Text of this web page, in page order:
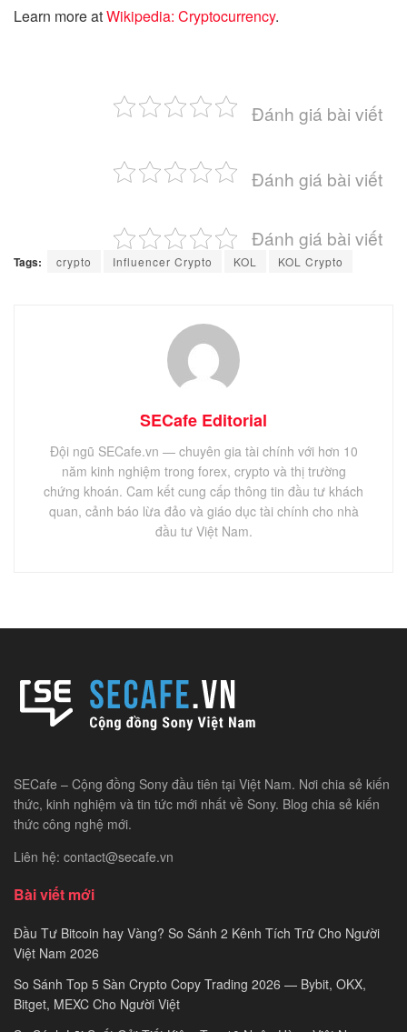
Learn more atWikipedia: Cryptocurrency.
Đánh giá bài viết
Đánh giá bài viết
Đánh giá bài viết
Tags: crypto Influencer Crypto KOL KOL Crypto
SECafe Editorial
Đội ngũ SECafe.vn — chuyên gia tài chính với hơn 10
năm kinh nghiệm trong forex, crypto và thị trường
chứng khoán. Cam kết cung cấp thông tin đầu tư khách
quan, cảnh báo lừa đảo và giáo dục tài chính cho nhà
đầu tư Việt Nam.
SECafe – Cộng đồng Sony đầu tiên tại Việt Nam. Nơi chia sẻ kiến
thức, kinh nghiệm và tin tức mới nhất về Sony. Blog chia sẻ kiến
thức công nghệ mới.
Liên hệ: contact@secafe.vn
Bài viết mới
Đầu Tư Bitcoin hay Vàng? So Sánh 2 Kênh Tích Trữ Cho Người
Việt Nam 2026
So Sánh Top 5 Sàn Crypto Copy Trading 2026 — Bybit, OKX,
Bitget, MEXC Cho Người Việt